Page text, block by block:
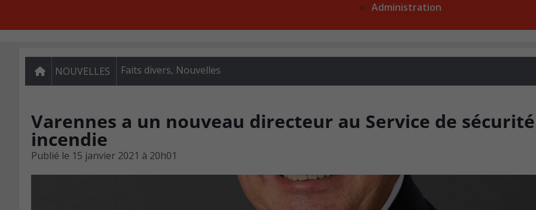
Administration
NOUVELLES Faits divers, Nouvelles
Varennes a un nouveau directeur au Service de sécurité
incendie
Publié le 15 janvier 2021 à 20h01